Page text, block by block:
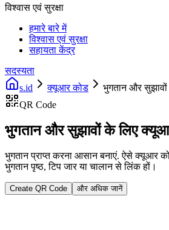
विश्वास एवं सुरक्षा
हमारे बारे में
विश्वास एवं सुरक्षा
सहायता केंद्र
सदस्यता
s.id
क्यूआर कोड
भुगतान और
QR Code
भुगतान और सुझावों के लिए
भुगतान प्राप्त करना आसान बनाएं. ऐसे क्यूआर
भुगतान पृष्ठ, टिप जार या चालान से लिंक हों।
Create QR Code और अधिक जानें